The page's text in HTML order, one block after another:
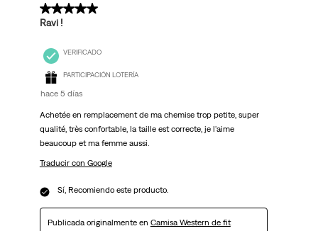
5 de 5 estrellas.
Ravi !
VERIFICADO
PARTICIPACIÓN LOTERÍA
hace 5 días
Achetée en remplacement de ma chemise trop petite, super
qualité, très confortable, la taille est correcte, je l'aime
beaucoup et ma femme aussi.
Traducir con Google
Sí, Recomiendo este producto.
Publicada originalmente en Camisa Western de fit